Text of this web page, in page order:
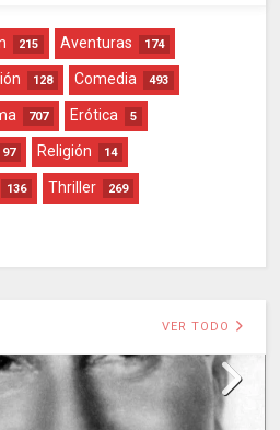
215 Aventuras 174
128 Comedia 493
707 Erótica 5
97 Religión 14
136 Thriller 269
VER TODO